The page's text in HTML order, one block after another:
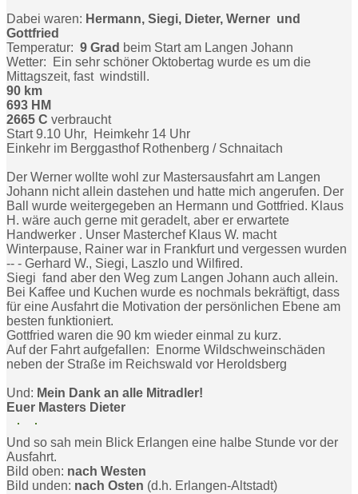
Dabei waren: Hermann, Siegi, Dieter, Werner und
Gottfried
Temperatur: 9 Grad beim Start am Langen Johann
Wetter: Ein sehr schöner Oktobertag wurde es um die
Mittagszeit, fast windstill.
90 km
693 HM
2665 C verbraucht
Start 9.10 Uhr, Heimkehr 14 Uhr
Einkehr im Berggasthof Rothenberg / Schnaitach
Der Werner wollte wohl zur Mastersausfahrt am Langen
Johann nicht allein dastehen und hatte mich angerufen. Der
Ball wurde weitergegeben an Hermann und Gottfried. Klaus
H. wäre auch gerne mit geradelt, aber er erwartete
Handwerker . Unser Masterchef Klaus W. macht
Winterpause, Rainer war in Frankfurt und vergessen wurden
-- - Gerhard W., Siegi, Laszlo und Wilfired.
Siegi fand aber den Weg zum Langen Johann auch allein.
Bei Kaffee und Kuchen wurde es nochmals bekräftigt, dass
für eine Ausfahrt die Motivation der persönlichen Ebene am
besten funktioniert.
Gottfried waren die 90 km wieder einmal zu kurz.
Auf der Fahrt aufgefallen: Enorme Wildschweinschäden
neben der Straße im Reichswald vor Heroldsberg
Und: Mein Dank an alle Mitradler!
Euer Masters Dieter
Und so sah mein Blick Erlangen eine halbe Stunde vor der
Ausfahrt.
Bild oben: nach Westen
Bild unden: nach Osten (d.h. Erlangen-Altstadt)